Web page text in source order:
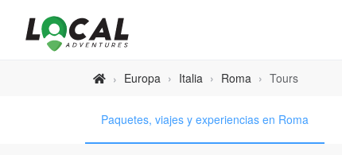
› Europa › Italia › Roma › Tours
Paquetes, viajes y experiencias en Roma